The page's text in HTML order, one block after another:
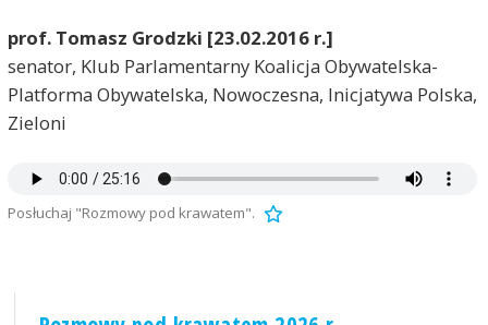
prof. Tomasz Grodzki [23.02.2016 r.]
senator, Klub Parlamentarny Koalicja Obywatelska-
Platforma Obywatelska, Nowoczesna, Inicjatywa Polska,
Zieloni
Posłuchaj "Rozmowy pod krawatem".